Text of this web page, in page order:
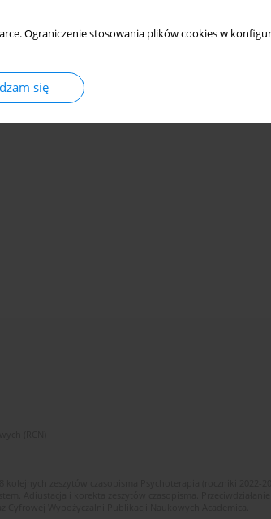
Ograniczenie stosowania plików cookies w
się